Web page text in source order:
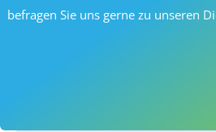
befragen Sie uns gerne zu unseren